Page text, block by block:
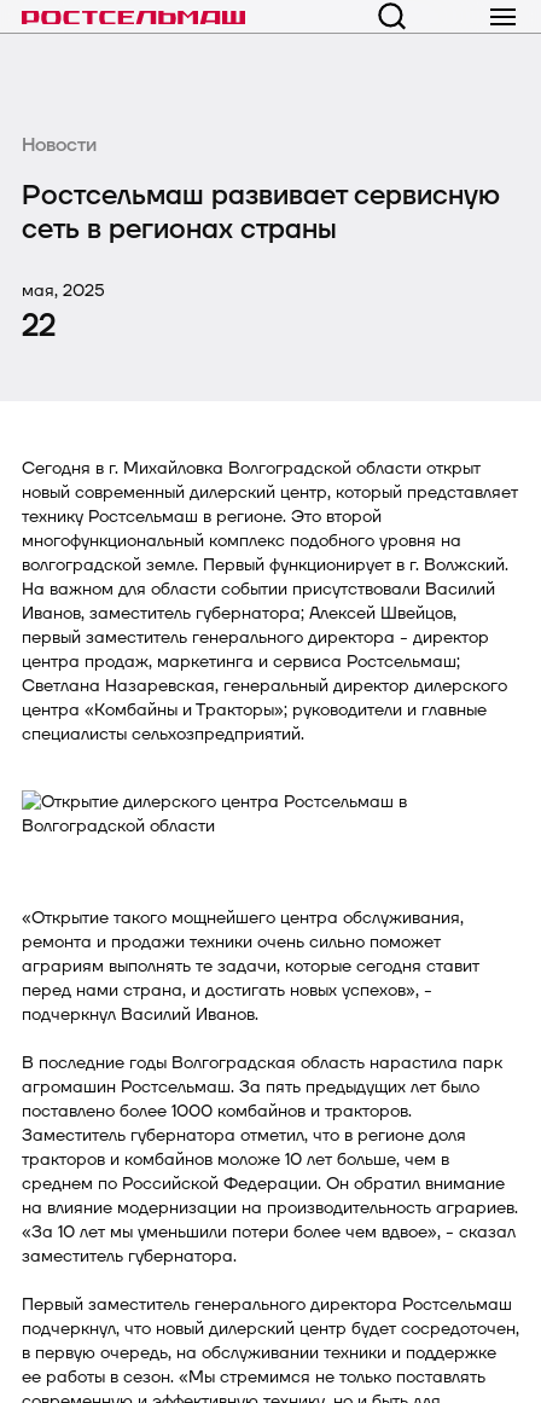
Новости
Ростсельмаш развивает сервисную
сеть в регионах страны
мая, 2025
22
Сегодня в г. Михайловка Волгоградской области открыт
новый современный дилерский центр, который представляет
технику Ростсельмаш в регионе. Это второй
многофункциональный комплекс подобного уровня на
волгоградской земле. Первый функционирует в г. Волжский.
На важном для области событии присутствовали Василий
Иванов, заместитель губернатора; Алексей Швейцов,
первый заместитель генерального директора - директор
центра продаж, маркетинга и сервиса Ростсельмаш;
Светлана Назаревская, генеральный директор дилерского
центра «Комбайны и Тракторы»; руководители и главные
специалисты сельхозпредприятий.
«Открытие такого мощнейшего центра обслуживания,
ремонта и продажи техники очень сильно поможет
аграриям выполнять те задачи, которые сегодня ставит
перед нами страна, и достигать новых успехов», -
подчеркнул Василий Иванов.
В последние годы Волгоградская область нарастила парк
агромашин Ростсельмаш. За пять предыдущих лет было
поставлено более 1000 комбайнов и тракторов.
Заместитель губернатора отметил, что в регионе доля
тракторов и комбайнов моложе 10 лет больше, чем в
среднем по Российской Федерации. Он обратил внимание
на влияние модернизации на производительность аграриев.
«За 10 лет мы уменьшили потери более чем вдвое», - сказал
заместитель губернатора.
Первый заместитель генерального директора Ростсельмаш
подчеркнул, что новый дилерский центр будет сосредоточен,
в первую очередь, на обслуживании техники и поддержке
ее работы в сезон. «Мы стремимся не только поставлять